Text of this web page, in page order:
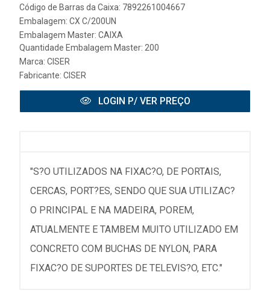
Código de Barras da Caixa: 7892261004667
Embalagem: CX C/200UN
Embalagem Master: CAIXA
Quantidade Embalagem Master: 200
Marca: CISER
Fabricante: CISER
LOGIN P/ VER PREÇO
"S?O UTILIZADOS NA FIXAC?O, DE PORTAIS,
CERCAS, PORT?ES, SENDO QUE SUA UTILIZAC?
O PRINCIPAL E NA MADEIRA, POREM,
ATUALMENTE E TAMBEM MUITO UTILIZADO EM
CONCRETO COM BUCHAS DE NYLON, PARA
FIXAC?O DE SUPORTES DE TELEVIS?O, ETC."